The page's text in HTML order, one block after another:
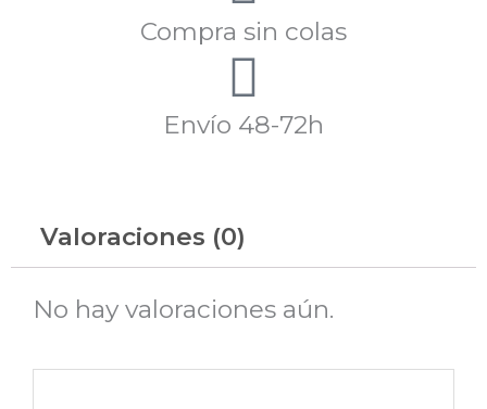
Compra sin colas
Envío 48-72h
Valoraciones (0)
No hay valoraciones aún.